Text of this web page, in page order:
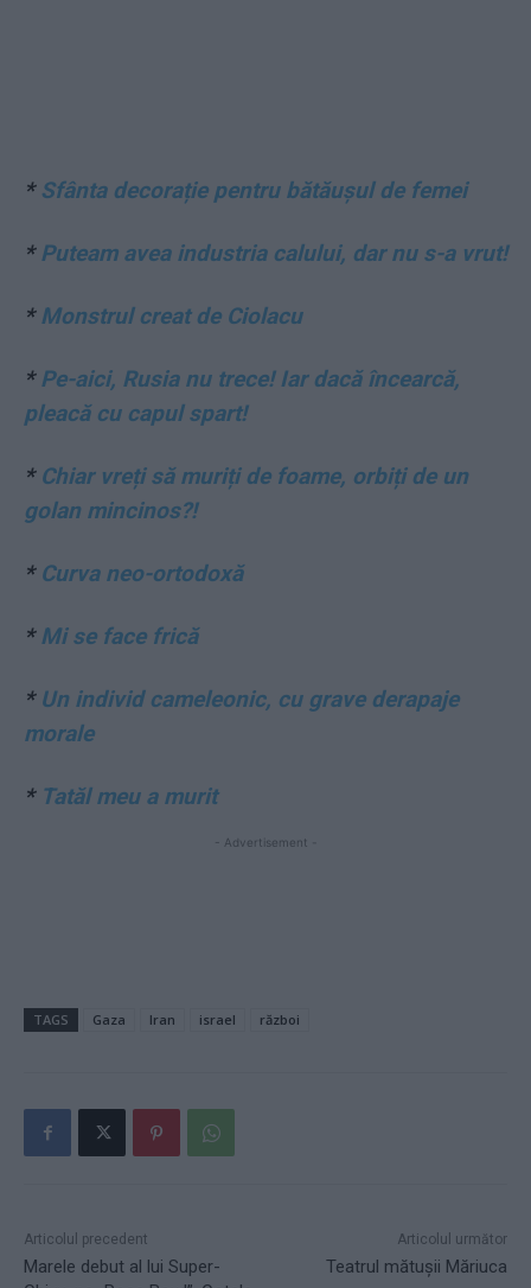
* Sfânta decorație pentru bătăușul de femei
*Puteam avea industria calului, dar nu s-a vrut!
*Monstrul creat de Ciolacu
*Pe-aici, Rusia nu trece! Iar dacă încearcă,
pleacă cu capul spart!
* Chiar vreți să muriți de foame, orbiți de un
golan mincinos?!
* Curva neo-ortodoxă
*Mi se face frică
* Un individ cameleonic, cu grave derapaje
morale
* Tatăl meu a murit
- Advertisement -
TAGS Gaza Iran israel război
Articolul precedent
Marele debut al lui Super-
Articolul următor
Teatrul mătuşii Măriuca